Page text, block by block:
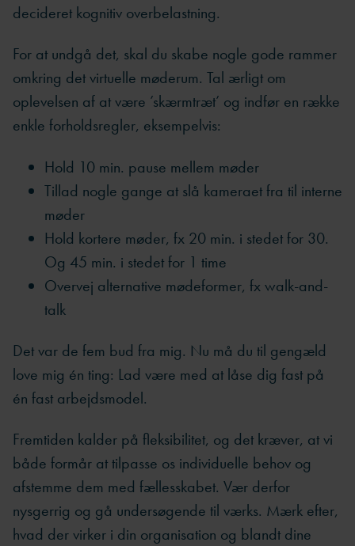
decideret kognitiv overbelastning.
For at undgå det, skal du skabe nogle gode rammer
omkring det virtuelle møderum. Tal ærligt om
oplevelsen af at være ’skærmtræt’ og indfør en række
enkle forholdsregler, eksempelvis:
Hold 10 min. pause mellem møder
Tillad nogle gange at slå kameraet fra til interne
møder
Hold kortere møder, fx 20 min. i stedet for 30.
Og 45 min. i stedet for 1 time
Overvej alternative mødeformer, fx walk-and-
talk
Det var de fem bud fra mig. Nu må du til gengæld
love mig én ting: Lad være med at låse dig fast på
én fast arbejdsmodel.
Fremtiden kalder på fleksibilitet, og det kræver, at vi
både formår at tilpasse os individuelle behov og
afstemme dem med fællesskabet. Vær derfor
nysgerrig og gå undersøgende til værks. Mærk efter,
hvad der virker i din organisation og blandt dine